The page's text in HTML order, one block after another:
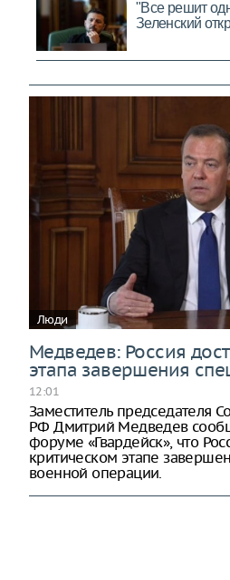
Люди
Медведев: Россия
этапа завершения
12:01
Заместитель председателя
РФ Дмитрий Медведев
форуме «Гвардейск», что
критическом этапе
военной операции.